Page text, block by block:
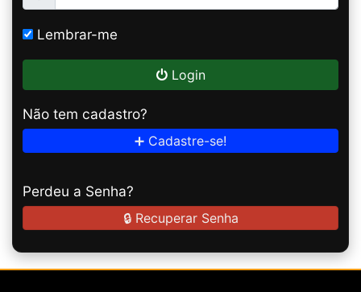
Lembrar-me
Login
Não tem cadastro?
➕ Cadastre-se!
Perdeu a Senha?
🔒 Recuperar Senha